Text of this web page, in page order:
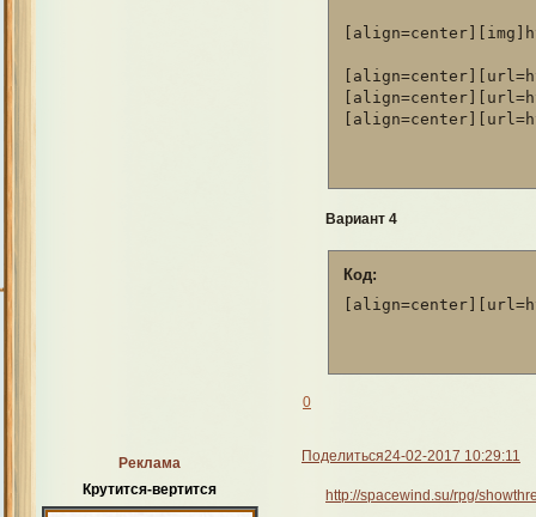
Вариант 4
Код:
0
Поделиться24-02-2017 10:29:11
Реклама
Крутится-вертится
http://spacewind.su/rpg/